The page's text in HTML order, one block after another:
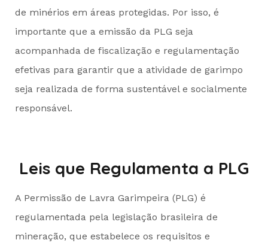
de minérios em áreas protegidas. Por isso, é
importante que a emissão da PLG seja
acompanhada de fiscalização e regulamentação
efetivas para garantir que a atividade de garimpo
seja realizada de forma sustentável e socialmente
responsável.
Leis que Regulamenta a PLG
A Permissão de Lavra Garimpeira (PLG) é
regulamentada pela legislação brasileira de
mineração, que estabelece os requisitos e